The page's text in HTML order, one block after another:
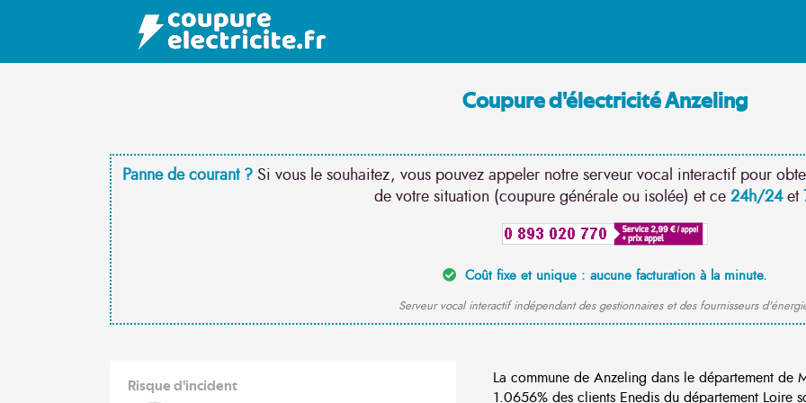
Coupure d'électricité Anzeling
Panne de courant ? Si vous le souhaitez, vous pouvez appeler notre serveur vocal interactif pour
de votre situation (coupure générale ou isolée) et ce 24h/24et
Coût fixe et unique : aucune facturation à la minute.
Serveur vocal interactif indépendant des gestionnaires et des fournisseurs
Risque d'incident
La commune de Anzeling dans le département de
1.0656% des clients Enedis du département Loire